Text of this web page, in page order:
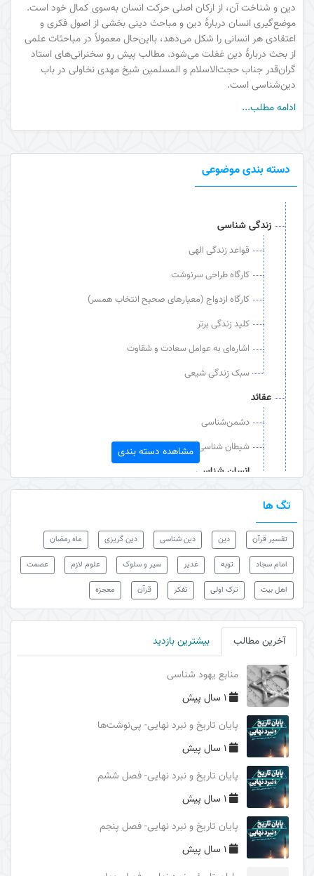
دین و شناخت آن، از ارکان اصلی حرکت انسان به‌سوی کمال خود است.
موضع‌گیری انسان دربارۀ دین و مباحث دینی بخشی از اصول فکری و
اعتقادی هر انسانی را شکل می‌دهد، بااین‌حال معمولاً در مباحثات علمی
از بحث دربارۀ دین غفلت می‌شود. مطالب پیش رو سخنرانی‌های استاد
گران‌قدر جناب حجت‌الاسلام و المسلمین شیخ مهدی نخاولی در باب
دین‌شناسی است.
ادامه مطلب...
دسته بندی موضوعی
زندگی شناسی
قواعد زندگی الهی
کارگاه طراحی سرنوشت
کارگاه ازدواج (معیارهای صحیح انتخاب همسر)
کلید زندگی برتر
اشاره‌ای به عوامل سعادت و شقاوت
سبک زندگی شیعی
عقائد
دشمن‌شناسی
شیطان شناسی
انسان شناسی
ماه رمضان سال 1390
فاطمیه سال 1390
راهنما شناسی
ولایت فقیه
سال1398
سال 1391
فایدۀ غیبت امام زمان (علیه السلام)
درس‌های اربعین
(علیه السلام)
مشاهده دسته بندی
تگ ها
تفسیر قرآن دین دین شناسی دین گریزی ماه رمضان
امام سجاد توبه غدیر سیر و سلوک علوم لازم عصمت
اهل بیت ترک اولی تفکر قرآن معجزه
آخرین مطالب بیشترین بازدید
منابع یهود شناسی
1 سال پیش
پایان تاریخ و نبرد نهایی- پی‌نوشت‌ها
1 سال پیش
پایان تاریخ و نبرد نهایی- فصل ششم
1 سال پیش
پایان تاریخ و نبرد نهایی- فصل پنجم
1 سال پیش